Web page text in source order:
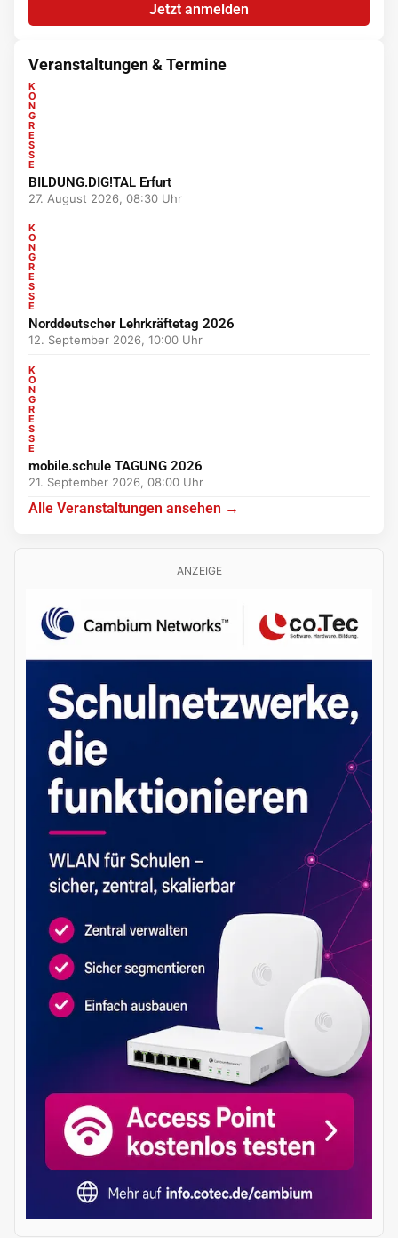
Jetzt anmelden
Veranstaltungen & Termine
K
O
N
G
R
E
S
S
E
BILDUNG.DIG!TAL Erfurt
27. August 2026, 08:30 Uhr
K
O
N
G
R
E
S
S
E
Norddeutscher Lehrkräftetag 2026
12. September 2026, 10:00 Uhr
K
O
N
G
R
E
S
S
E
mobile.schule TAGUNG 2026
21. September 2026, 08:00 Uhr
Alle Veranstaltungen ansehen →
ANZEIGE